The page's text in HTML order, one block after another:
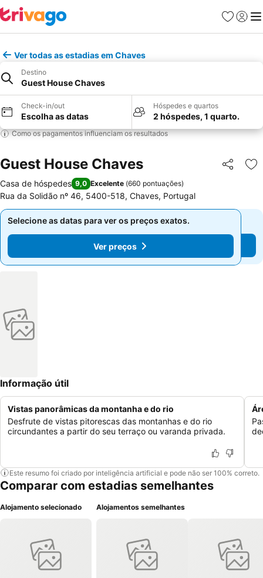
Favoritos
Iniciar
Ver todas as estadias em Chaves
Destino
Guest House Chaves
Check-in/out
Escolha as datas
Hóspedes e quartos
2 hóspedes, 1 quarto.
Como os pagamentos influenciam os resultados
Guest House Chaves Partilhar
Casa de hóspedes 9,0 Excelente (660 pontuações)
Rua da Solidão nº 46, 5400-518, Chaves, Portugal
Selecione as datas para ver os preços exatos.
Ver preços
Selecione as datas para ver os preços exatos.
Ver preços
Informação útil
Vistas panorâmicas da montanha e do rio
Desfrute de vistas pitorescas das montanhas e do rio
circundantes a partir do seu terraço ou varanda privada.
Este resumo foi criado por inteligência artificial e pode não ser 100% correto.
Comparar com estadias semelhantes
Alojamento selecionado Alojamentos semelhantes